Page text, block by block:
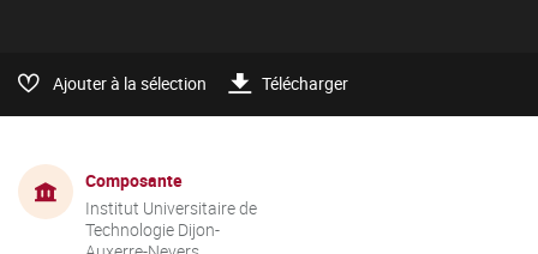
Ajouter à la sélection Télécharger
Composante
Institut Universitaire de
Technologie Dijon-